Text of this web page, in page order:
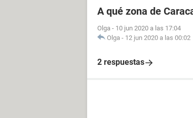
A qué zona de
Olga - 10 jun 2020 a las 17:04
Olga - 12 jun 2020 a las 00:02
2 respuestas